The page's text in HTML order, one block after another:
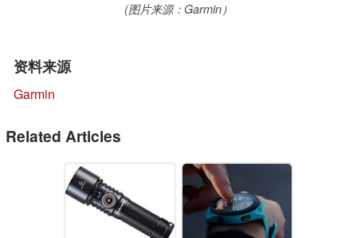
(图片来源：Garmin）
资料来源
Garmin
Related Articles